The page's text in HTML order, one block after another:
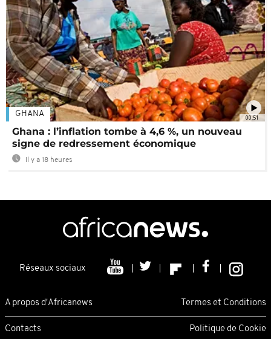
00:51
GHANA
Ghana : l’inflation tombe à 4,6 %, un nouveau
signe de redressement économique
Il y a 18 heures
Réseaux sociaux
A propos d'Africanews Termes et Conditions
Contacts Politique de Cookie